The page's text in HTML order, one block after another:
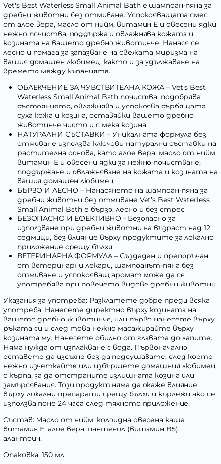
Vet's Best Waterless Small Animal Bath е шампоан-пяна за
дребни животни без отмиване. Успокояващата смес
от алое вера, масло от нийм, витамин Е и овесени ядки
нежно почиства, поддържа и овлажнява кожата и
козината на вашето дребно животинче. Нанася се
лесно и помага за запазване на свежата миризма на
вашия домашен любимец, както и за удължаване на
времето между къпанията.
ОБЛЕКЧЕНИЕ ЗА ЧУВСТВИТЕЛНА КОЖА – Vet’s Best
Waterless Small Animal Bath почиства, подобрява
състоянието, овлажнява и успокоява сърбящата
суха кожа и козина, оставяйки вашето дребно
животинче чисто и с мека козина
НАТУРАЛНИ СЪСТАВКИ – Уникалната формула без
отмиване използва ключови натурални съставки на
растителна основа, като алое вера, масло от нийм,
витамин Е и овесени ядки за нежно почистване,
поддържане и овлажняване на кожата и козината на
вашия домашен любимец
БЪРЗО И ЛЕСНО – Нанасянето на шампоан-пяна за
дребни животни без отмиване Vet’s Best Waterless
Small Animal Bath е бързо, лесно и без стрес
БЕЗОПАСНО И ЕФЕКТИВНО - Безопасно за
използване при дребни животни на възраст над 12
седмици, без влияние върху продуктите за локално
приложение срещу бълхи
ВЕТЕРИНАРНА ФОРМУЛА – Създаден и препоръчан
от ветеринарни лекари, шампоанът-пяна без
отмиване и успокояващ аромат може да се
употребява при повечето видове дребни животни
Указания за употреба: Разклатете добре преди всяка
употреба. Нанесете директно върху козината на
вашето дребно животинче, или първо нанесете върху
ръката си и след това нежно масажирайте върху
козината му. Нанесете обилно от главата до лапите.
Няма нужда от изплакване с вода. Първоначално
оставете да изсъхне без да подсушавате, след което
нежно изчеткайте или избършете домашния любимец
с кърпа, за да отстраните излишната козина или
замърсявания. Този продукт няма да окаже влияние
върху локални препарати срещу бълхи и кърлежи ако се
използва поне 24 часа след тяхното приложение.
Състав: Масло от нийм, колоидна овесена каша,
витамин Е, алое вера, пантенол (витамин B5),
алантоин.
Опаковка: 150 мл